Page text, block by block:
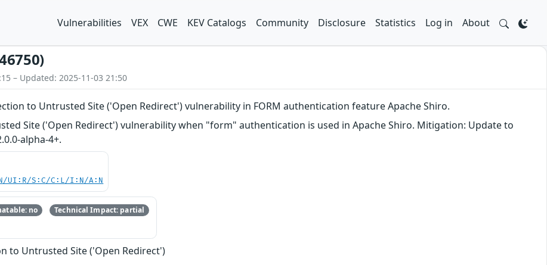
Vulnerabilities VEX CWE KEV Catalogs Community Disclosure Statistics Log in About
– Updated: 2025-11-03 21:50
to Untrusted Site ('Open Redirect') vulnerability in FORM authentication feature Apache Shiro.
Site ('Open Redirect') vulnerability when "form" authentication is used in Apache Shiro. Mitigation: Update to
alpha-4+.
UI:R/S:C/C:L/I:N/A:N
no Technical Impact: partial
to Untrusted Site ('Open Redirect')